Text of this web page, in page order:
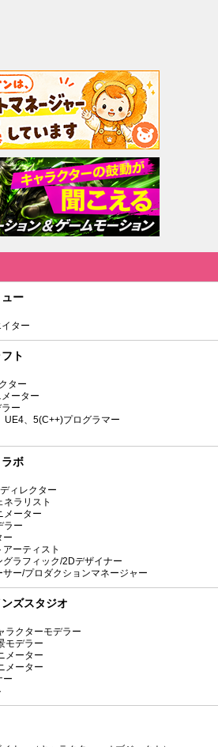
ー
ター
ト
ター
ーター
ー
、5(C++)プログラマー
ボ
ィレクター
ラリスト
ーター
ラー
ー
ーティスト
ラフィック/2Dデザイナー
ー/プロダクションマネージャー
ズスタジオ
クターモデラー
モデラー
メーター
メーター
ー